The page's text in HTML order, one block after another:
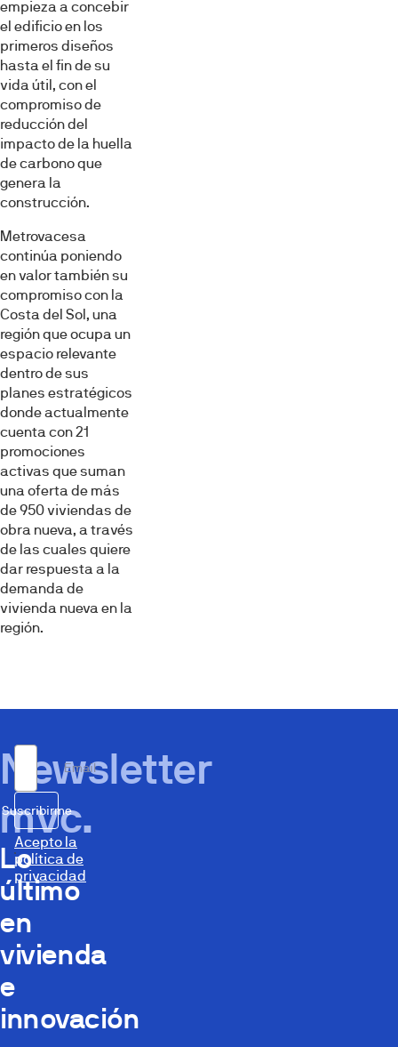
empieza a concebir
el edificio en los
primeros diseños
hasta el fin de su
vida útil, con el
compromiso de
reducción del
impacto de la huella
de carbono que
genera la
construcción.
Metrovacesa
continúa poniendo
en valor también su
compromiso con la
Costa del Sol, una
región que ocupa un
espacio relevante
dentro de sus
planes estratégicos
donde actualmente
cuenta con 21
promociones
activas que suman
una oferta de más
de 950 viviendas de
obra nueva, a través
de las cuales quiere
dar respuesta a la
demanda de
vivienda nueva en la
región.
Newsletter
mvc.
Lo
último
en
vivienda
e
innovación
Email
Suscribirme
Acepto la
política de
privacidad